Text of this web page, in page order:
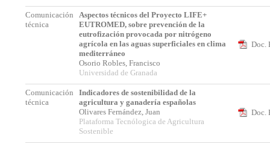
Comunicación
técnica
Aspectos técnicos del Proyecto LIFE+
EUTROMED, sobre prevención de la
eutrofización provocada por nitrógeno
agrícola en las aguas superficiales en clima
mediterráneo
Osorio Robles, Francisco
Universidad de Granada
Doc.
Comunicación
técnica
Indicadores de sostenibilidad de la
agricultura y ganadería españolas
Olivares Fernández, Juan
Plataforma Tecnólogica de Agricultura
Sostenible
Doc.